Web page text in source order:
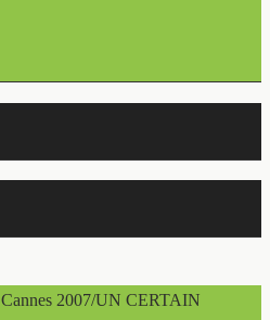
Cannes 2007/UN CERTAIN